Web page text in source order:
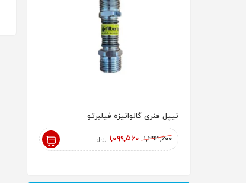
نیپل فنری گالوانیزه فیلبرتو
۱,۲۹۳,۶۰۰ ۱,۰۹۹,۵۶۰ ریال